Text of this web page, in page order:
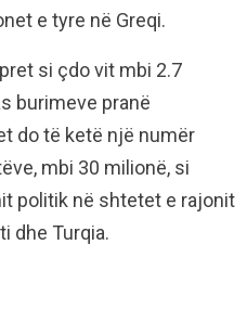
e tyre në Greqi.
si çdo vit mbi 2.7
burimeve pranë
do të ketë një numër
mbi 30 milionë, si
politik në shtetet e rajonit
dhe Turqia.